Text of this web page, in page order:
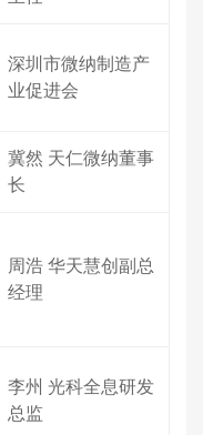
深圳市微纳制造产
业促进会
冀然 天仁微纳董事
长
周浩 华天慧创副总
经理
李州 光科全息研发
总监